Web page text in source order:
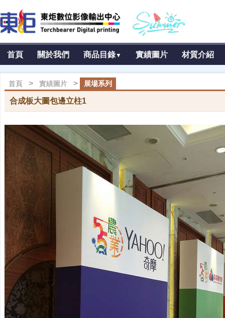
首頁 關於我們 商品目錄▼ 實績圖片 材質介紹
首頁 > 實績圖片 > 展場系列
合成板大圖包邊立柱1